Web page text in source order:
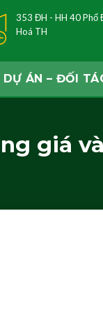
353 ĐH - HH 40 Phố
Hoá TH
DỰ ÁN – ĐỐI
giá